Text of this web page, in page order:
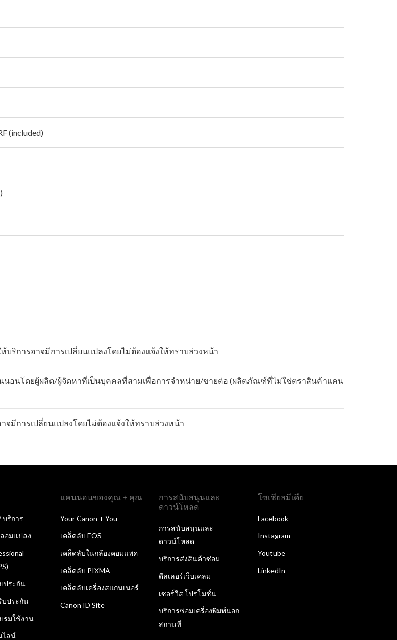
(included)
บริการอาจมีการเปลี่ยนแปลงโดยไม่ต้องแจ้งให้ทราบล่วงหน้า
อนโดยผู้ผลิต/ผู้จัดหาที่เป็นบุคคลที่สามเพื่อการจำหน่าย/ขายต่อ (ผลิตภัณฑ์ที่ไม่ใช่ตราสินค้าแคน
มีการเปลี่ยนแปลงโดยไม่ต้องแจ้งให้ทราบล่วงหน้า
บริการ
อมเเปลง
ประกัน
บประกัน
รมใช้งาน
ไลน์
แคนนอนของคุณ + คุณ
Your Canon + You
เคล็ดลับ EOS
เคล็ดลับในกล้องคอมแพค
เคล็ดลับ PIXMA
เคล็ดลับเครื่องสแกนเนอร์
Canon ID Site
การสนับสนุนและ
ดาวน์โหลด
การสนับสนุนและ
ดาวน์โหลด
บริการส่งสินค้าซ่อม
ดีลเลอร์เว็บเคลม
เซอร์วิส โปรโมชั่น
บริการซ่อมเครื่องพิมพ์นอก
สถานที่
โซเชียลมีเดีย
Facebook
Instagram
Youtube
LinkedIn